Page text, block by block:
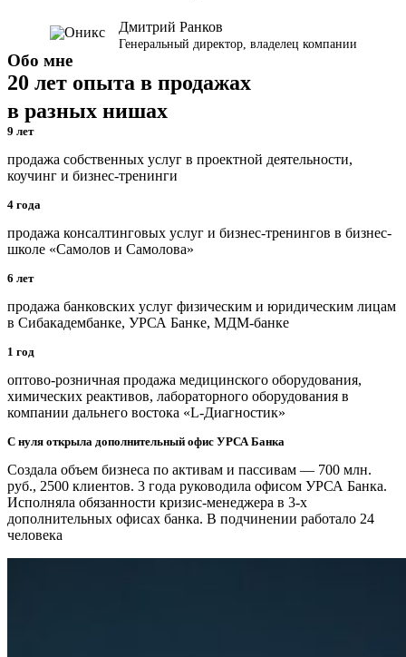
Дмитрий Ранков
Генеральный директор, владелец компании
Обо мне
20 лет опыта в продажах
в разных нишах
9 лет
продажа собственных услуг в проектной деятельности,
коучинг и бизнес-тренинги
4 года
продажа консалтинговых услуг и бизнес-тренингов в бизнес-
школе «Самолов и Самолова»
6 лет
продажа банковских услуг физическим и юридическим лицам
в Сибакадембанке, УРСА Банке, МДМ-банке
1 год
оптово-розничная продажа медицинского оборудования,
химических реактивов, лабораторного оборудования в
компании дальнего востока «L-Диагностик»
С нуля открыла дополнительный офис УРСА Банка
Создала объем бизнеса по активам и пассивам — 700 млн.
руб., 2500 клиентов. 3 года руководила офисом УРСА Банка.
Исполняла обязанности кризис-менеджера в 3-х
дополнительных офисах банка. В подчинении работало 24
человека